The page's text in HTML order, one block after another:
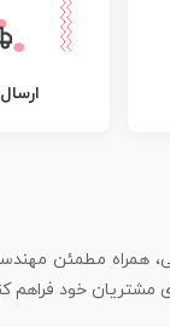
همراه مطمئن
مشتریان خود فراهم